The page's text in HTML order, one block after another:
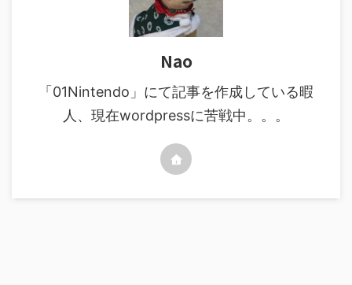
Nao
「01Nintendo」にて記事を作成している暇
人、現在wordpressに苦戦中。。。